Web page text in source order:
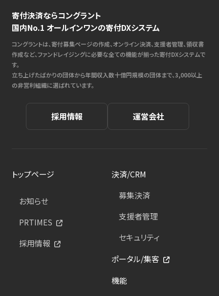
寄付決済ならコングラント
国内No.1 オールインワンの寄付DXシステム
コングラントは、寄付募集ページの作成、オンライン決済、支援者管理、領収書
作成など、ファンドレイジングに必要な全ての機能が揃った寄付DXシステムで
す。
立ち上げたばかりの団体から年間収入数十億円規模の団体まで、3,000以上
の非営利組織に選ばれています。
採用情報 運営会社
トップページ
お知らせ
PRTIMES
採用情報
決済/CRM
募集決済
支援者管理
セキュリティ
ポータル/集客
機能